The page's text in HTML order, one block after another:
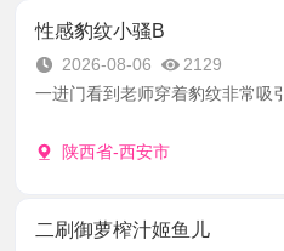
性感豹纹小骚B
2026-08-06
2129
一进门看到老师穿着豹纹非常吸
陕西省-西安市
二刷御萝榨汁姬鱼儿